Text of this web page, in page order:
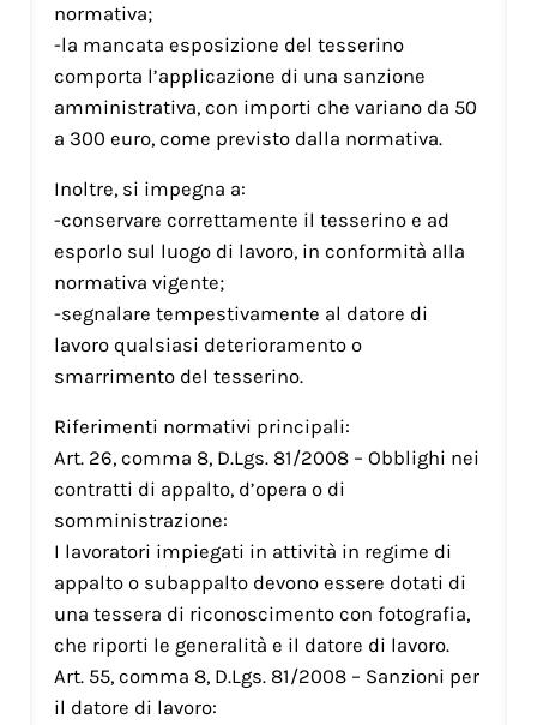
normativa;
-la mancata esposizione del tesserino
comporta l’applicazione di una sanzione
amministrativa, con importi che variano da 50
a 300 euro, come previsto dalla normativa.
Inoltre, si impegna a:
-conservare correttamente il tesserino e ad
esporlo sul luogo di lavoro, in conformità alla
normativa vigente;
-segnalare tempestivamente al datore di
lavoro qualsiasi deterioramento o
smarrimento del tesserino.
Riferimenti normativi principali:
Art. 26, comma 8, D.Lgs. 81/2008 – Obblighi nei
contratti di appalto, d’opera o di
somministrazione:
I lavoratori impiegati in attività in regime di
appalto o subappalto devono essere dotati di
una tessera di riconoscimento con fotografia,
che riporti le generalità e il datore di lavoro.
Art. 55, comma 8, D.Lgs. 81/2008 – Sanzioni per
il datore di lavoro: